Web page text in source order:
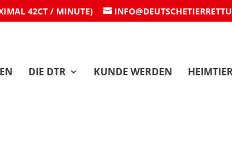
42CT / MINUTE)
DIE DTR KUNDE WERDEN